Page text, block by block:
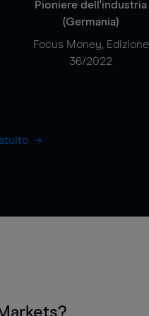
Pioniere dell'industria
(Germania)
Focus Money, Edizione
36/2022